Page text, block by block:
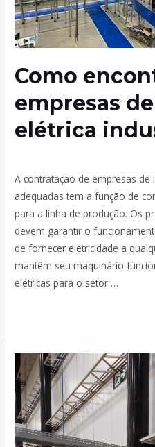
Como
empresas
elétrica
A contratação de empresas de
adequadas tem a função de
para a linha de produção. Os
devem garantir o
de fornecer eletricidade a
mantêm seu maquinário
elétricas para o setor …